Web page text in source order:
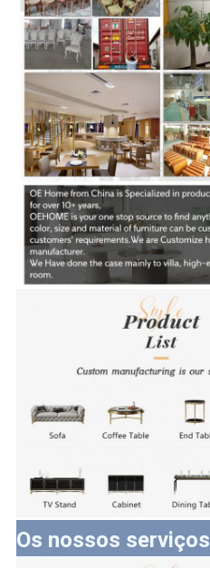
Os nossos serviços